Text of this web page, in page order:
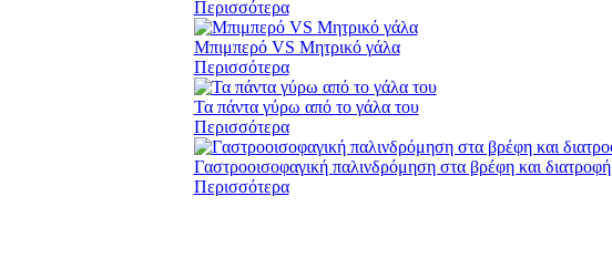
Περισσότερα
Μπιμπερό VS Μητρικό γάλα
Περισσότερα
Τα πάντα γύρω από το γάλα του
Περισσότερα
Γαστροοισοφαγική παλινδρόμηση στα βρέφη και διατροφή
Περισσότερα